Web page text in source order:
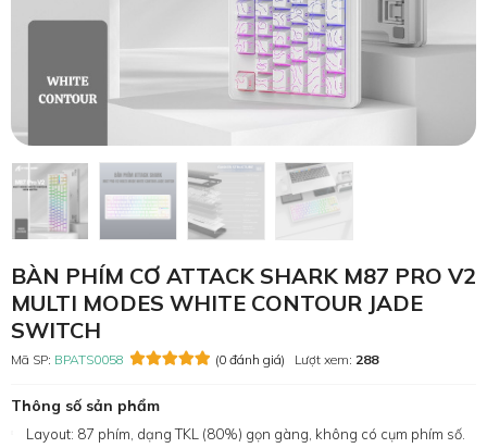
BÀN PHÍM CƠ ATTACK SHARK M87 PRO V2
MULTI MODES WHITE CONTOUR JADE
SWITCH
Mã SP: BPATS0058 (0 đánh giá) Lượt xem: 288
Thông số sản phẩm
Layout: 87 phím, dạng TKL (80%) gọn gàng, không có cụm phím số.